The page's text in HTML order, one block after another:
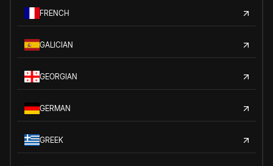
FRENCH
GALICIAN
GEORGIAN
GERMAN
GREEK